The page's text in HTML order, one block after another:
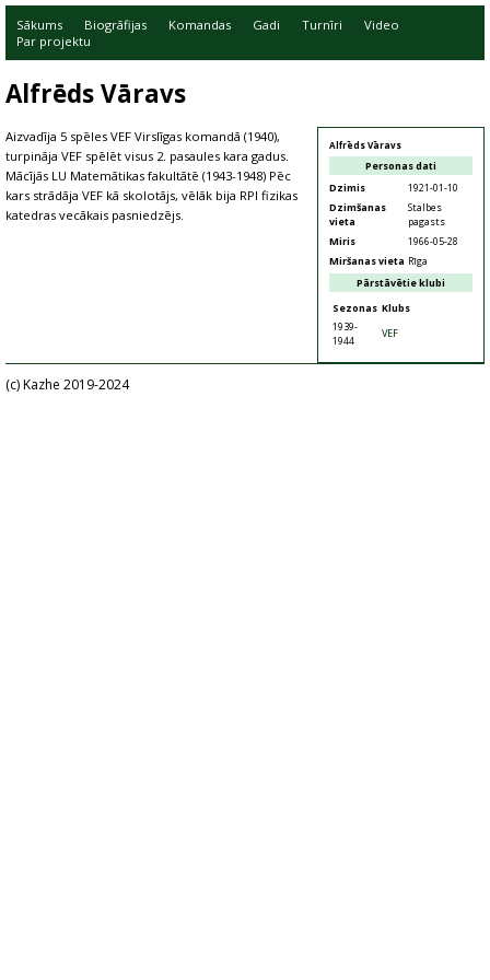
Sākums Biogrāfijas Komandas Gadi Turnīri
Video
Par projektu
Alfrēds Vāravs
Alfrēds Vāravs
Personas dati
Dzimis
1921-01-10
Dzimšanas
vieta
Stalbes
pagasts
Miris
1966-05-28
Miršanas vieta Rīga
Pārstāvētie klubi
Sezonas Klubs
1939-
1944
VEF
Aizvadīja 5 spēles VEF Virslīgas komandā (1940),
turpināja VEF spēlēt visus 2. pasaules kara gadus.
Mācījās LU Matemātikas fakultātē (1943-1948) Pēc
kars strādāja VEF kā skolotājs, vēlāk bija RPI fizikas
katedras vecākais pasniedzējs.
(c) Kazhe 2019-2024